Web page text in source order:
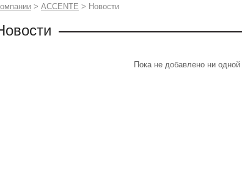
> ACCENTE > Новости
Пока не добавлено ни одной